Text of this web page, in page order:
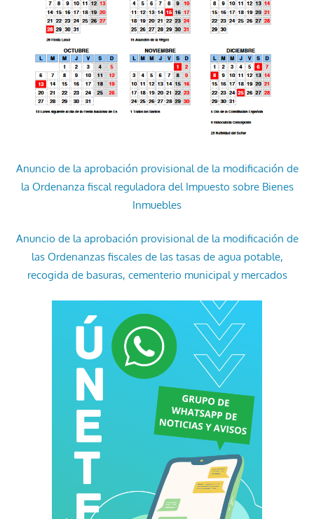
Anuncio de la aprobación provisional de la modificación de
la Ordenanza fiscal reguladora del Impuesto sobre Bienes
Inmuebles
Anuncio de la aprobación provisional de la modificación de
las Ordenanzas fiscales de las tasas de agua potable,
recogida de basuras, cementerio municipal y mercados